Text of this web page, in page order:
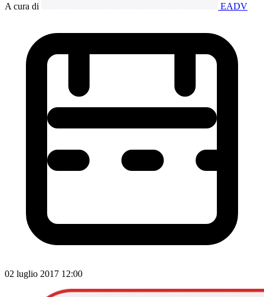
A cura di EADV
02 luglio 2017 12:00